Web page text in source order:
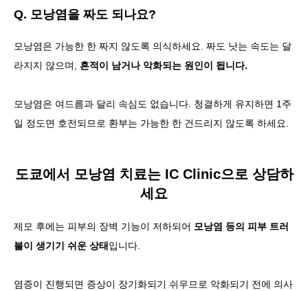
Q. 모낭염을 짜도 되나요?
모낭염은 가능한 한 짜지 않도록 의식하세요. 짜도 낫는 속도는 달
라지지 않으며, 흔적이 남거나 악화되는 원인이 됩니다.
모낭염은 여드름과 달리 속심도 없습니다. 청결하게 유지하면 1주
일 정도면 호전되므로 환부는 가능한 한 건드리지 않도록 하세요.
도쿄에서 모낭염 치료는 IC Clinic으로 상담하
세요
제모 후에는 피부의 장벽 기능이 저하되어 모낭염 등의 피부 트러
블이 생기기 쉬운 상태 입니다.
염증이 진행되면 증상이 장기화되기 쉬우므로 악화되기 전에 의사